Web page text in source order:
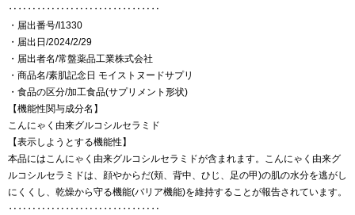
‥‥‥‥‥‥‥‥‥‥‥‥‥‥‥‥
・届出番号/I1330
・届出日/2024/2/29
・届出者名/常盤薬品工業株式会社
・商品名/素肌記念日 モイストヌードサプリ
・食品の区分/加工食品(サプリメント形状)
【機能性関与成分名】
こんにゃく由来グルコシルセラミド
【表示しようとする機能性】
本品にはこんにゃく由来グルコシルセラミドが含まれます。こんにゃく由来グ
ルコシルセラミドは、顔やからだ(頬、背中、ひじ、足の甲)の肌の水分を逃がし
にくくし、乾燥から守る機能(バリア機能)を維持することが報告されています。
‥‥‥‥‥‥‥‥‥‥‥‥‥‥‥‥